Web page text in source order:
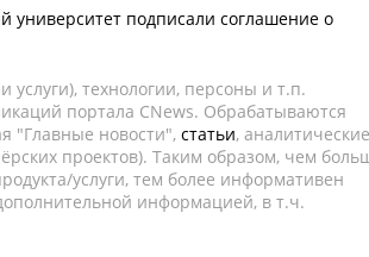
университет подписали соглашение о
технологии, персоны и т.п.
портала CNews. Обрабатываются
"Главные новости", статьи, аналитические
проектов). Таким образом, чем
услуги, тем более информативен
информацией, в т.ч.